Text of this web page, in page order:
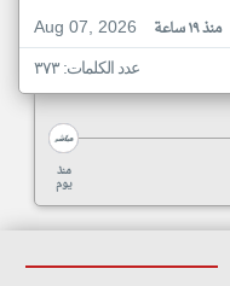
Aug 07, 2026
منذ ١٩ ساعة
عدد الكلمات: ٣٧٣
منذ
يوم